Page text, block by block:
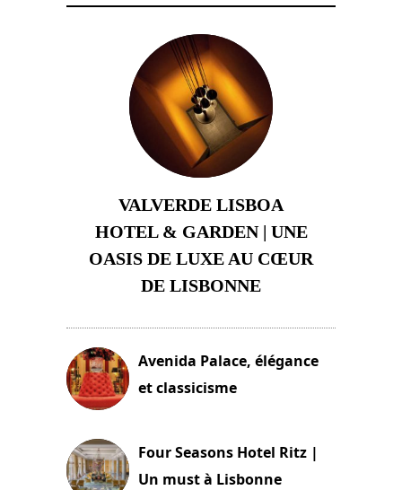
VALVERDE LISBOA
HOTEL & GARDEN | UNE
OASIS DE LUXE AU CŒUR
DE LISBONNE
Avenida Palace, élégance
et classicisme
Four Seasons Hotel Ritz |
Un must à Lisbonne